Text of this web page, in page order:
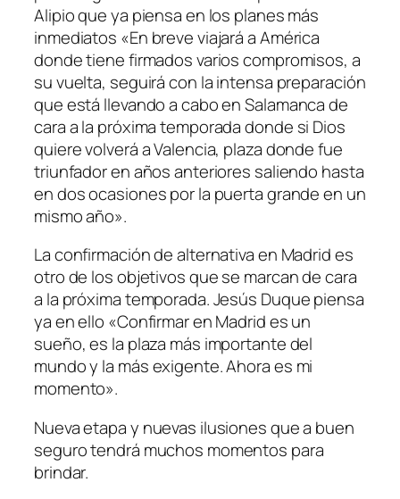
Alipio que ya piensa en los planes más
inmediatos «En breve viajará a América
donde tiene firmados varios compromisos, a
su vuelta, seguirá con la intensa preparación
que está llevando a cabo en Salamanca de
cara a la próxima temporada donde si Dios
quiere volverá a Valencia, plaza donde fue
triunfador en años anteriores saliendo hasta
en dos ocasiones por la puerta grande en un
mismo año».
La confirmación de alternativa en Madrid es
otro de los objetivos que se marcan de cara
a la próxima temporada. Jesús Duque piensa
ya en ello «Confirmar en Madrid es un
sueño, es la plaza más importante del
mundo y la más exigente. Ahora es mi
momento».
Nueva etapa y nuevas ilusiones que a buen
seguro tendrá muchos momentos para
brindar.